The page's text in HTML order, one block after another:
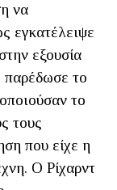
να
εγκατέλειψε
εξουσία
παρέδωσε το
το
τους
που είχε η
Ο Ρίχαρντ